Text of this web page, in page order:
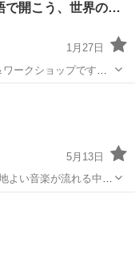
で開こう、世界の…
1月27日
ークショップです。
イン語、フランス語、
も楽しく話せていく
5月13日
、分からないところ